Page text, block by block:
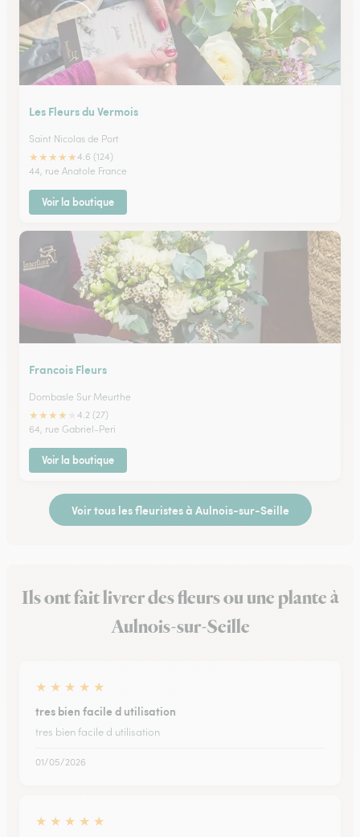
Les Fleurs du Vermois
Saint Nicolas de Port
★★★★★4.6 (124)
44, rue Anatole France
Voir la boutique
Francois Fleurs
Dombasle Sur Meurthe
★★★★
4.2 (27)
64, rue Gabriel-Peri
Voir la boutique
Voir tous les fleuristes à Aulnois-sur-Seille
Ils ont fait livrer des fleurs ou une plante à
Aulnois-sur-Seille
★ ★ ★ ★ ★
tres bien facile d utilisation
tres bien facile d utilisation
01/05/2026
★ ★ ★ ★ ★